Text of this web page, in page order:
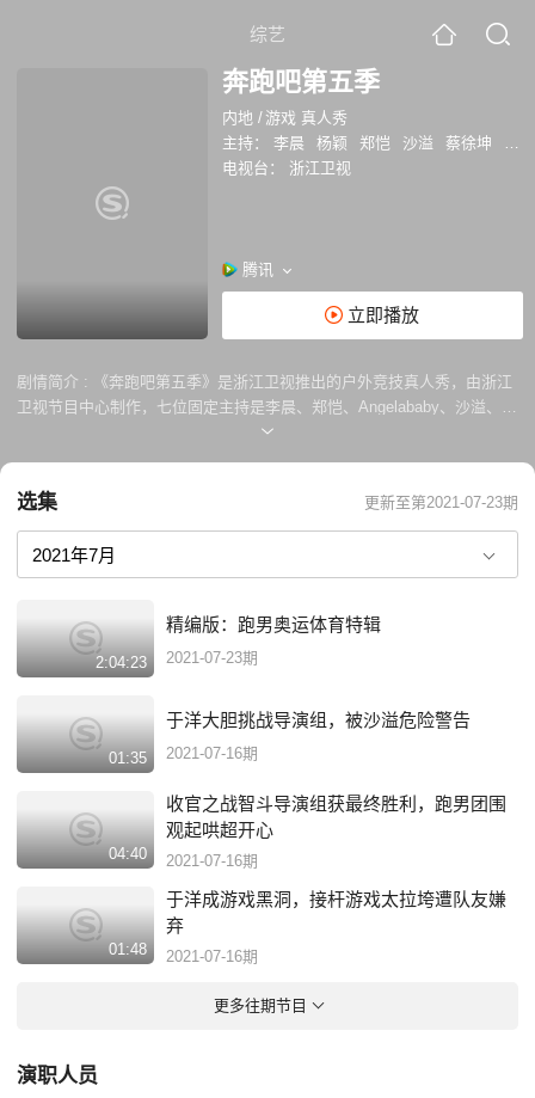
综艺
奔跑吧第五季
内地 / 游戏 真人秀
主持：
李晨 杨颖 郑恺 沙溢 蔡徐坤
黄
电视台：
浙江卫视
腾讯
立即播放
剧情简介 :
《奔跑吧第五季》是浙江卫视推出的户外竞技真人秀，由浙江
卫视节目中心制作，七位固定主持是李晨、郑恺、Angelababy、沙溢、蔡
徐坤、黄旭熙、宋雨琦 ，一起见证新一季名场面的诞生，“奔跑”起来，“9”
选集 更新至第2021-07-23期
2:04:23
精编版：跑男奥运体育特辑
2021-07-23期
01:35
于洋大胆挑战导演组，被沙溢危险警告
2021-07-16期
04:40
收官之战智斗导演组获最终胜利，跑男团围
观起哄超开心
2021-07-16期
01:48
于洋成游戏黑洞，接杆游戏太拉垮遭队友嫌
弃
2021-07-16期
更多往期节目
演职人员